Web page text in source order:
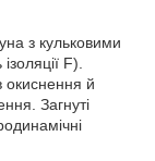
з кульковими
F).
окиснення й
Загнуті